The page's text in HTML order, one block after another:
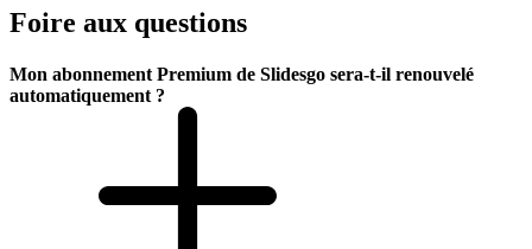
Foire aux questions
Mon abonnement Premium de Slidesgo sera-t-il renouvelé
automatiquement ?